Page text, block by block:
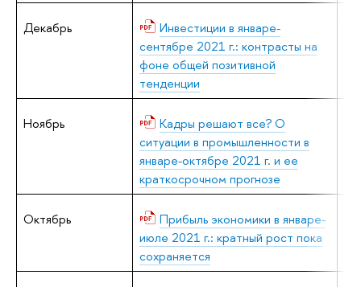
Декабрь
Инвестиции в январе-
сентябре 2021 г.: контрасты на
фоне общей позитивной
тенденции
Ноябрь
Кадры решают все? О
ситуации в промышленности в
январе-октябре 2021 г. и ее
краткосрочном прогнозе
Октябрь
Прибыль экономики в январе-
июле 2021 г.: кратный рост пока
сохраняется